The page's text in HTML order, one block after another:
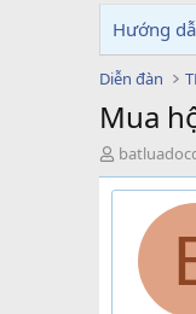
Hướng
Diễn đàn
Mua
T
h
r